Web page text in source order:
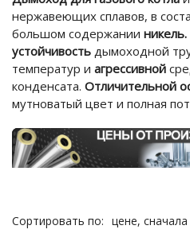
нержавеющих сплавов, в
большом содержании никель.
устойчивость дымоходной
температур и агрессивной
конденсата. Отличительной
мутноватый цвет и полная
Сортировать по: цене,